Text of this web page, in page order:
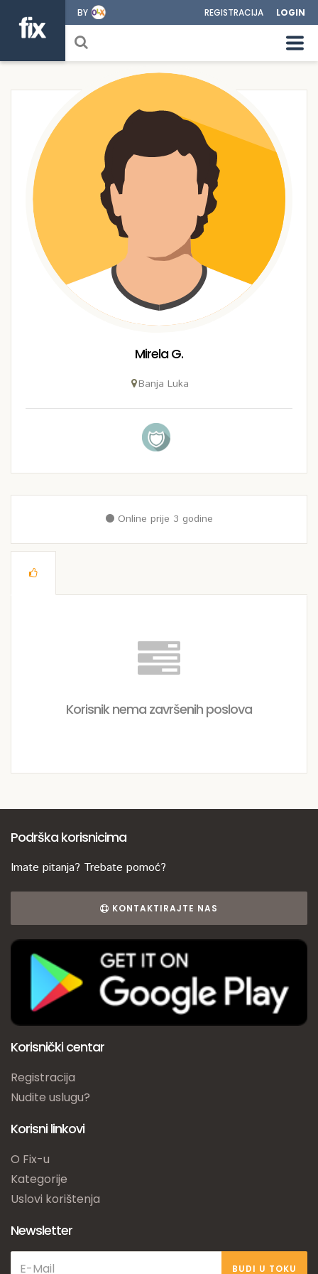
BY REGISTRACIJA LOGIN
Mirela G.
Banja Luka
Online prije 3 godine
Korisnik nema završenih poslova
Podrška korisnicima
Imate pitanja? Trebate pomoć?
KONTAKTIRAJTE NAS
Korisnički centar
Registracija
Nudite uslugu?
Korisni linkovi
O Fix-u
Kategorije
Uslovi korištenja
Newsletter
BUDI U TOKU